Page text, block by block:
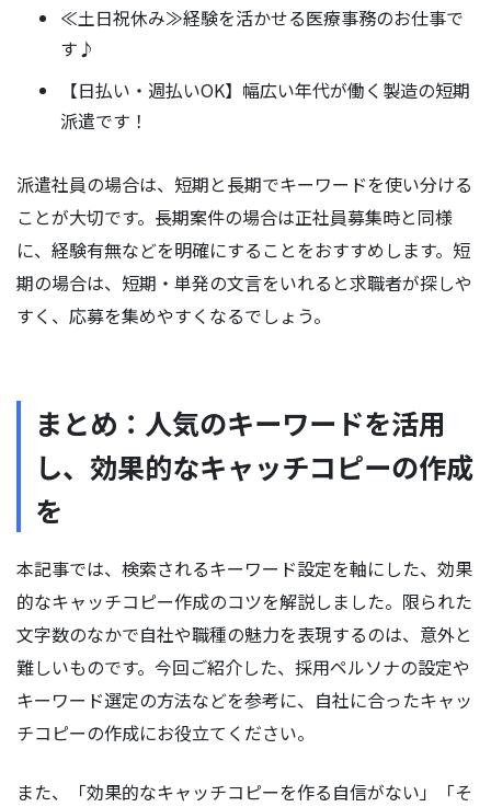
≪土日祝休み≫経験を活かせる医療事務のお仕事で
す♪
【日払い・週払いOK】幅広い年代が働く製造の短期
派遣です！
派遣社員の場合は、短期と長期でキーワードを使い分ける
ことが大切です。長期案件の場合は正社員募集時と同様
に、経験有無などを明確にすることをおすすめします。短
期の場合は、短期・単発の文言をいれると求職者が探しや
すく、応募を集めやすくなるでしょう。
まとめ：人気のキーワードを活用
し、効果的なキャッチコピーの作成
を
本記事では、検索されるキーワード設定を軸にした、効果
的なキャッチコピー作成のコツを解説しました。限られた
文字数のなかで自社や職種の魅力を表現するのは、意外と
難しいものです。今回ご紹介した、採用ペルソナの設定や
キーワード選定の方法などを参考に、自社に合ったキャッ
チコピーの作成にお役立てください。
また、「効果的なキャッチコピーを作る自信がない」「そ